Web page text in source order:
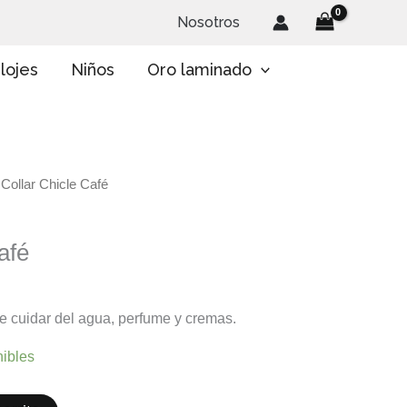
Nosotros
Niños
Oro laminado
Chicle Café
cuidar del agua, perfume y cremas.